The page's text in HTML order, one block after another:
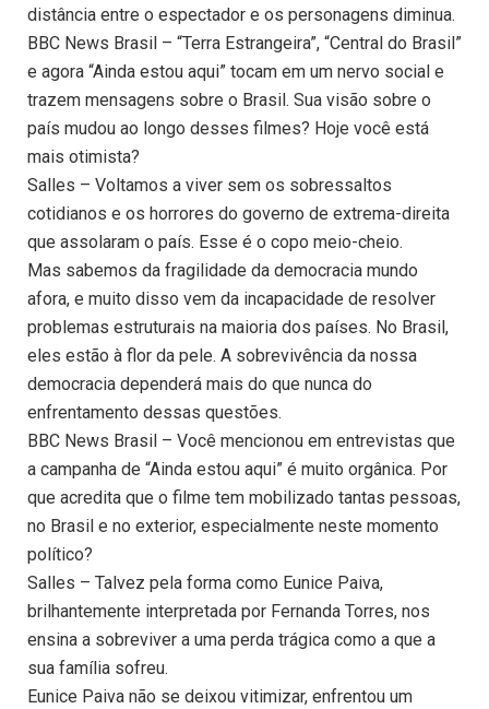
distância entre o espectador e os personagens diminua.
BBC News Brasil – “Terra Estrangeira”, “Central do Brasil”
e agora “Ainda estou aqui” tocam em um nervo social e
trazem mensagens sobre o Brasil. Sua visão sobre o
país mudou ao longo desses filmes? Hoje você está
mais otimista?
Salles – Voltamos a viver sem os sobressaltos
cotidianos e os horrores do governo de extrema-direita
que assolaram o país. Esse é o copo meio-cheio.
Mas sabemos da fragilidade da democracia mundo
afora, e muito disso vem da incapacidade de resolver
problemas estruturais na maioria dos países. No Brasil,
eles estão à flor da pele. A sobrevivência da nossa
democracia dependerá mais do que nunca do
enfrentamento dessas questões.
BBC News Brasil – Você mencionou em entrevistas que
a campanha de “Ainda estou aqui” é muito orgânica. Por
que acredita que o filme tem mobilizado tantas pessoas,
no Brasil e no exterior, especialmente neste momento
político?
Salles – Talvez pela forma como Eunice Paiva,
brilhantemente interpretada por Fernanda Torres, nos
ensina a sobreviver a uma perda trágica como a que a
sua família sofreu.
Eunice Paiva não se deixou vitimizar, enfrentou um